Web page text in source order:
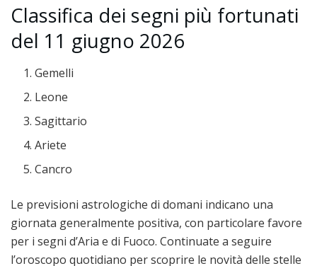
Classifica dei segni più fortunati
del 11 giugno 2026
Gemelli
Leone
Sagittario
Ariete
Cancro
Le previsioni astrologiche di domani indicano una
giornata generalmente positiva, con particolare favore
per i segni d’Aria e di Fuoco. Continuate a seguire
l’oroscopo quotidiano per scoprire le novità delle stelle